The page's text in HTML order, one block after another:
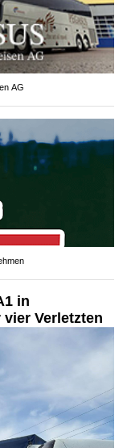
AG
in
Verletzten